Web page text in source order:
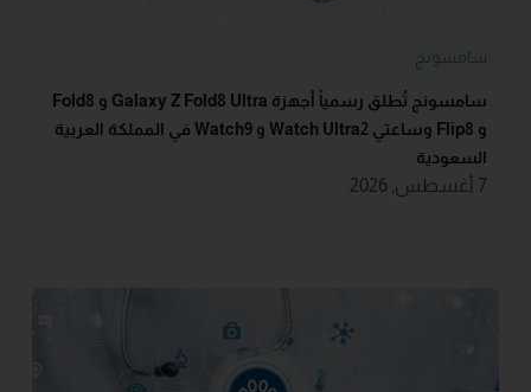
سامسونج
سامسونج تُطلق رسمياً أجهزة Galaxy Z Fold8 Ultra و Fold8
و Flip8 وساعتي Watch Ultra2 و Watch9 في المملكة العربية
السعودية
7 أغسطس, 2026